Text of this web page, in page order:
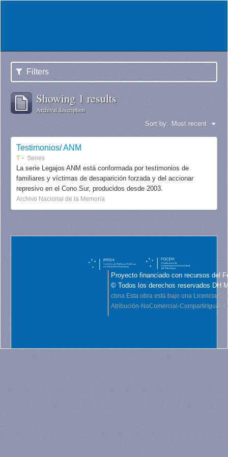
Filters
Showing 1 results
Archival description
Sort by: Most recent
Testimonios/ ANM
T Series
La serie Legajos ANM está conformada por testimonios de
familiares y víctimas de desaparición forzada y del accionar
represivo en el Cono Sur, producidos desde 2003.
Archivo Nacional de la Memoria
Proyecto financiado con recursos del
© Todos los derechos reservados DH
cbna Esta obra está bajo una Licencia
Atribución-NoComercial-CompartirIgual